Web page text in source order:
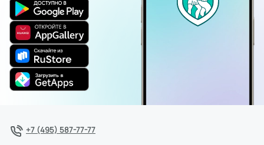
+7 (495) 587-77-77